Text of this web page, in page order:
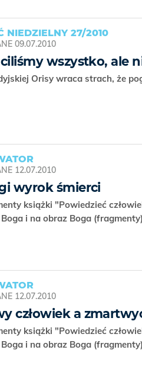
NIEDZIELNY 27/2010
09.07.2010
wszystko, ale
Orisy wraca strach, że
12.07.2010
wyrok śmierci
książki "Powiedzieć
i na obraz Boga (fragmenty)
12.07.2010
człowiek a
książki "Powiedzieć
i na obraz Boga (fragmenty)